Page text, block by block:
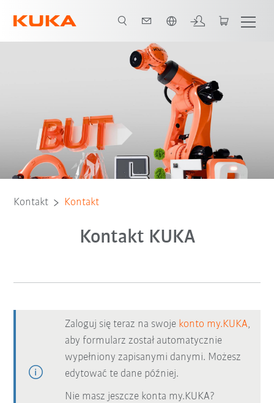
Kontakt Kontakt
Kontakt KUKA
Zaloguj się teraz na swoje konto my.KUKA,
aby formularz został automatycznie
wypełniony zapisanymi danymi. Możesz
edytować te dane później.
Nie masz jeszcze konta my.KUKA?